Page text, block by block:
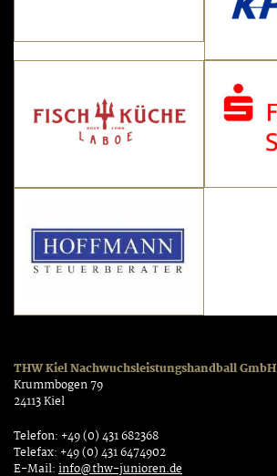
THW Kiel Nachwuchsleistungshandball GmbH
Krummbogen 79
24113 Kiel
Telefon: +49 (0) 431 682368
Telefax: +49 (0) 431 6474902
E-Mail:info@thw-junioren.de